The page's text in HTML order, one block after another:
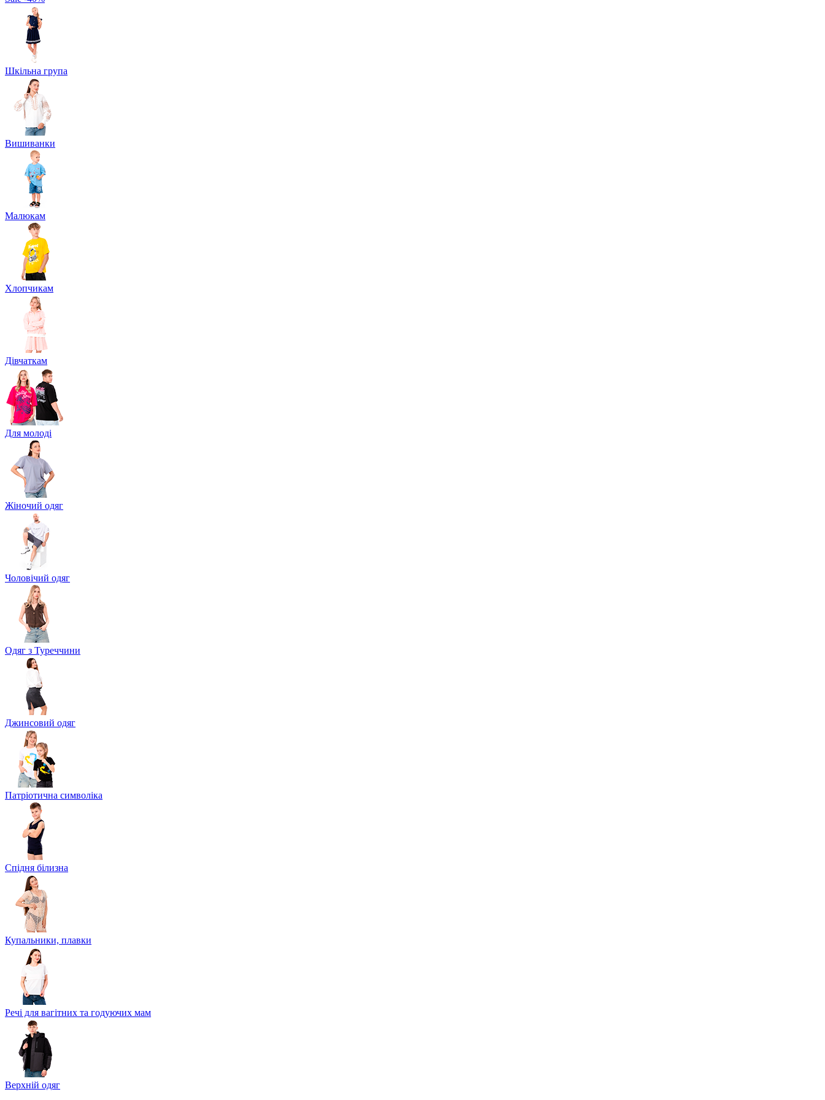
Шкільна група
Вишиванки
Малюкам
Хлопчикам
Дівчаткам
Для молоді
Жіночий одяг
Чоловічий одяг
Одяг з Туреччини
Джинсовий одяг
Патріотична символіка
Спідня білизна
Купальники, плавки
Речі для вагітних та годуючих мам
Верхній одяг